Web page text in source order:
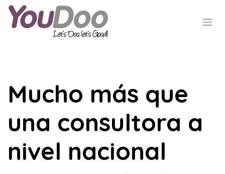
Mucho más que
una consultora a
nivel nacional